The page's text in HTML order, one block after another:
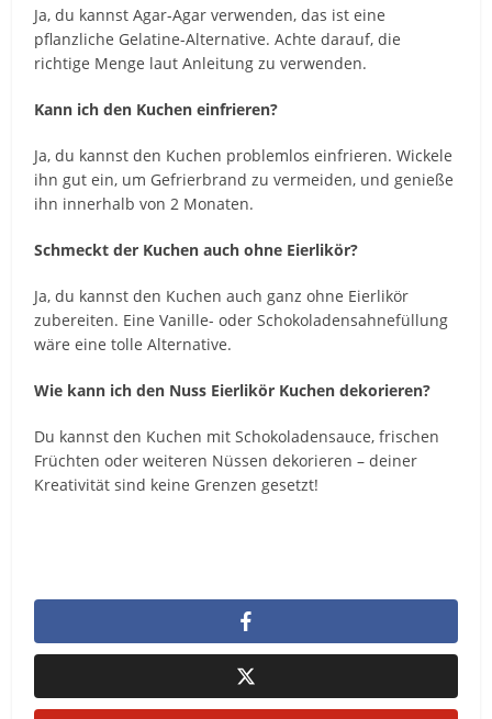
Ja, du kannst Agar-Agar verwenden, das ist eine
pflanzliche Gelatine-Alternative. Achte darauf, die
richtige Menge laut Anleitung zu verwenden.
Kann ich den Kuchen einfrieren?
Ja, du kannst den Kuchen problemlos einfrieren. Wickele
ihn gut ein, um Gefrierbrand zu vermeiden, und genieße
ihn innerhalb von 2 Monaten.
Schmeckt der Kuchen auch ohne Eierlikör?
Ja, du kannst den Kuchen auch ganz ohne Eierlikör
zubereiten. Eine Vanille- oder Schokoladensahnefüllung
wäre eine tolle Alternative.
Wie kann ich den Nuss Eierlikör Kuchen dekorieren?
Du kannst den Kuchen mit Schokoladensauce, frischen
Früchten oder weiteren Nüssen dekorieren – deiner
Kreativität sind keine Grenzen gesetzt!